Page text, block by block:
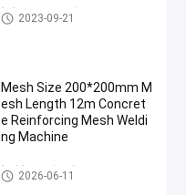
वेल्डेड तार जाल मशीन
2023-09-21
Mesh Size 200*200mm M
esh Length 12m Concret
e Reinforcing Mesh Weldi
ng Machine
मेष वेल्डिंग मशीन को मजबूत करना
2026-06-11